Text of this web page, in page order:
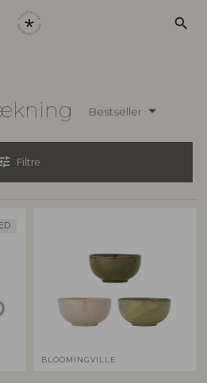
search
Bestseller
Filtre
BLOOMINGVILLE